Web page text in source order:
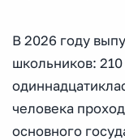
В 2026 году
школьников:
человека
основного